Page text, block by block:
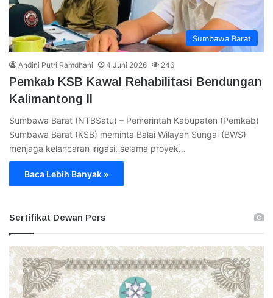
Sumbawa Barat
Andini Putri Ramdhani 4 Juni 2026 246
Pemkab KSB Kawal Rehabilitasi Bendungan
Kalimantong II
Sumbawa Barat (NTBSatu) – Pemerintah Kabupaten (Pemkab)
Sumbawa Barat (KSB) meminta Balai Wilayah Sungai (BWS)
menjaga kelancaran irigasi, selama proyek…
Baca Lebih Banyak »
Sertifikat Dewan Pers